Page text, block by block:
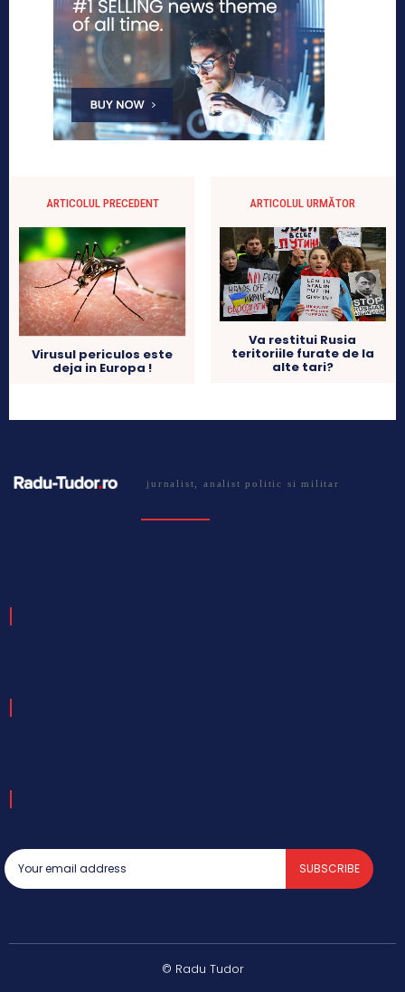
ARTICOLUL PRECEDENT
Virusul periculos este
deja in Europa !
ARTICOLUL URMĂTOR
Va restitui Rusia
teritoriile furate de la
alte tari?
jurnalist, analist politic si militar
SUBSCRIBE
© Radu Tudor